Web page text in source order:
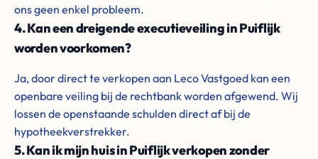
ons geen enkel probleem.
4. Kan een dreigende executieveiling in Puiflijk
worden voorkomen?
Ja, door direct te verkopen aan Leco Vastgoed kan een
openbare veiling bij de rechtbank worden afgewend. Wij
lossen de openstaande schulden direct af bij de
hypotheekverstrekker.
5. Kan ik mijn huis in Puiflijk verkopen zonder